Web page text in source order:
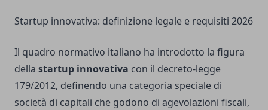
Startup innovativa: definizione legale e requisiti 2026
Il quadro normativo italiano ha introdotto la figura
della startup innovativa con il decreto-legge
179/2012, definendo una categoria speciale di
società di capitali che godono di agevolazioni fiscali,